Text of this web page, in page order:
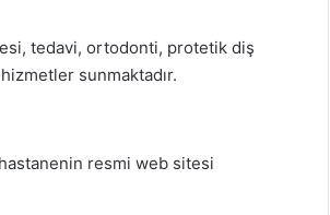
tedavi, ortodonti, protetik diş
sunmaktadır.
resmi web sitesi